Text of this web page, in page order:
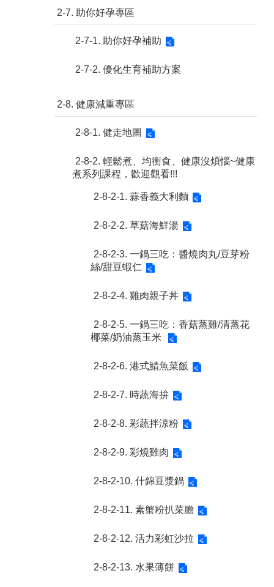
2-7. 助你好孕專區
2-7-1. 助你好孕補助
2-7-2. 優化生育補助方案
2-8. 健康減重專區
2-8-1. 健走地圖
2-8-2. 輕鬆煮、均衡食、健康沒煩惱~健康
煮系列課程，歡迎觀看!!!
2-8-2-1. 蒜香義大利麵
2-8-2-2. 草菇海鮮湯
2-8-2-3. 一鍋三吃：醬燒肉丸/豆芽粉
絲/甜豆蝦仁
2-8-2-4. 雞肉親子丼
2-8-2-5. 一鍋三吃：香菇蒸雞/清蒸花
椰菜/奶油蒸玉米
2-8-2-6. 港式鯖魚菜飯
2-8-2-7. 時蔬海拚
2-8-2-8. 彩蔬拌涼粉
2-8-2-9. 彩燒雞肉
2-8-2-10. 什錦豆漿鍋
2-8-2-11. 素蟹粉扒菜膽
2-8-2-12. 活力彩虹沙拉
2-8-2-13. 水果薄餅